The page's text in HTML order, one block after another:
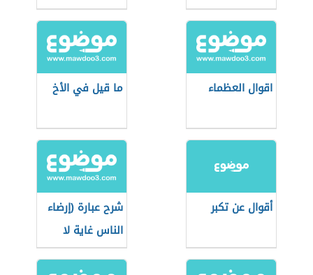
اقوال العظماء ما قيل في الأخ
أقوال عن تكبر
شرح عبارة (إرضاء
الناس غاية لا
تدرك)